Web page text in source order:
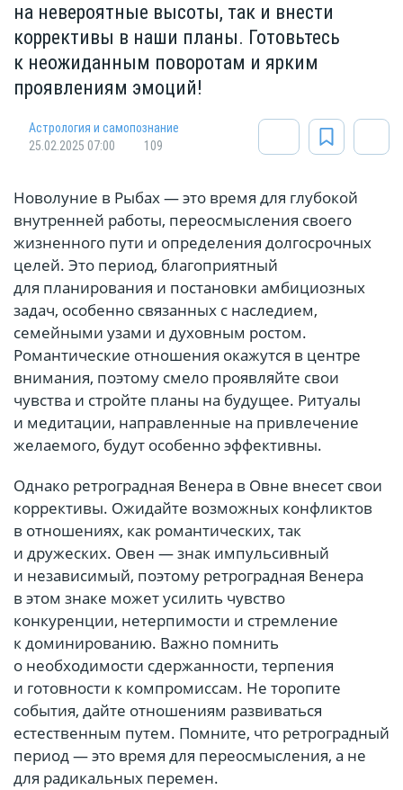
на невероятные высоты, так и внести
коррективы в наши планы. Готовьтесь
к неожиданным поворотам и ярким
проявлениям эмоций!
Астрология и самопознание
25.02.2025 07:00
109
Новолуние в Рыбах — это время для глубокой
внутренней работы, переосмысления своего
жизненного пути и определения долгосрочных
целей. Это период, благоприятный
для планирования и постановки амбициозных
задач, особенно связанных с наследием,
семейными узами и духовным ростом.
Романтические отношения окажутся в центре
внимания, поэтому смело проявляйте свои
чувства и стройте планы на будущее. Ритуалы
и медитации, направленные на привлечение
желаемого, будут особенно эффективны.
Однако ретроградная Венера в Овне внесет свои
коррективы. Ожидайте возможных конфликтов
в отношениях, как романтических, так
и дружеских. Овен — знак импульсивный
и независимый, поэтому ретроградная Венера
в этом знаке может усилить чувство
конкуренции, нетерпимости и стремление
к доминированию. Важно помнить
о необходимости сдержанности, терпения
и готовности к компромиссам. Не торопите
события, дайте отношениям развиваться
естественным путем. Помните, что ретроградный
период — это время для переосмысления, а не
для радикальных перемен.